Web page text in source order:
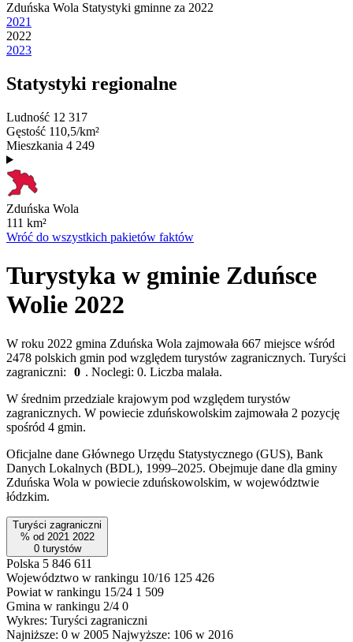
Zduńska Wola Statystyki gminne za 2022
2021
2022
2023
Statystyki regionalne
Ludność 12 317
Gęstość 110,5/km²
Mieszkania 4 249
Zduńska Wola
111 km²
Wróć do wszystkich pakietów faktów
Turystyka w gminie Zduńsce
Wolie 2022
W roku 2022 gmina Zduńska Wola zajmowała 667 miejsce wśród
2478 polskich gmin pod względem turystów zagranicznych. Turyści
zagraniczni:
0 . Noclegi: 0. Liczba malała.
W średnim przedziale krajowym pod względem turystów
zagranicznych. W powiecie zduńskowolskim zajmowała 2 pozycję
spośród 4 gmin.
Oficjalne dane Głównego Urzędu Statystycznego (GUS), Bank
Danych Lokalnych (BDL), 1999–2025. Obejmuje dane dla gminy
Zduńska Wola w powiecie zduńskowolskim, w województwie
łódzkim.
Turyści zagraniczni
% od 2021 2022
0 turystów
Polska 5 846 611
Województwo w rankingu 10/16 125 426
Powiat w rankingu 15/24 1 509
Gmina w rankingu 2/4 0
Wykres: Turyści zagraniczni
Najniższe: 0 w 2005 Najwyższe: 106 w 2016